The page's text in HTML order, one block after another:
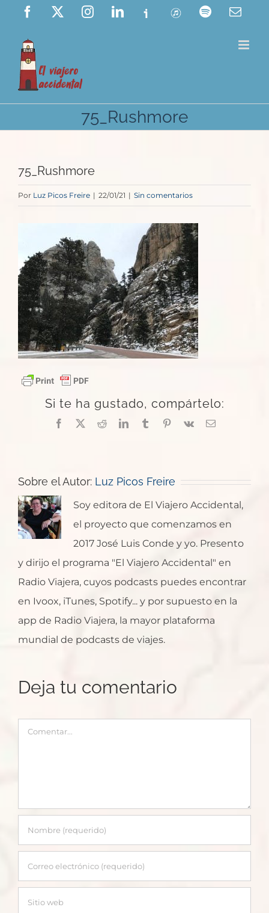
Saltar
contenido
Facebook InstagramLinkedIn
Ivoox ITunes Spotify
75_Rushmore
75_Rushmore
Por Luz Picos Freire | 22/01/21 | Sin comentarios
Si te ha gustado, compártelo:
Facebook
X RedditLinkedInTumblrPinterest
Vk
Correo
Sobre el Autor: Luz Picos Freire
Soy editora de El Viajero Accidental,
el proyecto que comenzamos en
2017 José Luis Conde y yo. Presento
y dirijo el programa "El Viajero Accidental" en
Radio Viajera, cuyos podcasts puedes encontrar
en Ivoox, iTunes, Spotify... y por supuesto en la
app de Radio Viajera, la mayor plataforma
mundial de podcasts de viajes.
Deja tu comentario
Comentar